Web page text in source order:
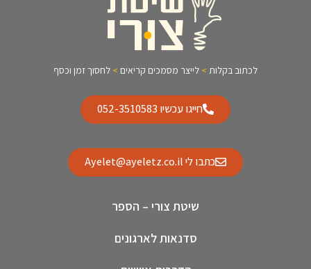
לכתוב בקלות > לייצר מסמכים קריאים > לחסוך זמן וכסף
חייגו עכשיו 052-3510583
כתבו לי Ayelet@ayeletz.co.il
שיטת צורי – הספר
סדנאות לארגונים